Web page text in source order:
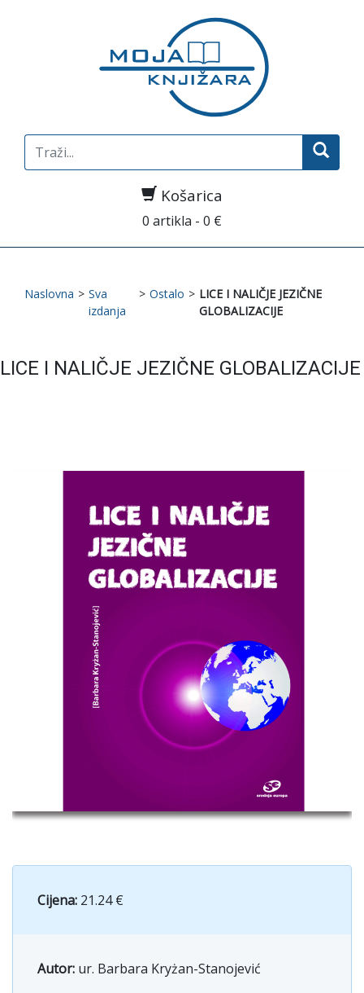
Search
for:
Košarica
0 artikla - 0 €
Naslovna > Sva
izdanja
> Ostalo > LICE I NALIČJE JEZIČNE
GLOBALIZACIJE
LICE I NALIČJE JEZIČNE GLOBALIZACIJE
Cijena: 21.24 €
Autor: ur. Barbara Kryżan-Stanojević